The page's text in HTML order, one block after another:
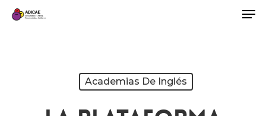
Academias De Inglés